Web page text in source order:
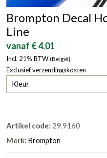
Brompton Decal
Line
vanaf € 4,01
Incl. 21% BTW (België}
Exclusief verzendingskosten
Kleur
Artikel code: 29.9160
Merk: Brompton